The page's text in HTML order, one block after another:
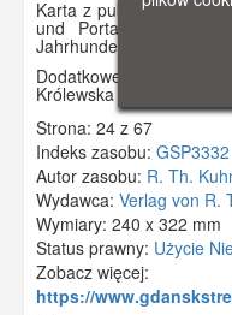
Karta z publikacji „Alt-
und Portale in
Jahrhundert)”.
Dodatkowe
Królewska Kaplica,
Strona: 24 z 67
Indeks zasobu: GSP3332
Autor zasobu: R. Th.
Wydawca: Verlag von R.
Wymiary: 240 x 322 mm
Status prawny: Użycie
Zobacz więcej:
https://